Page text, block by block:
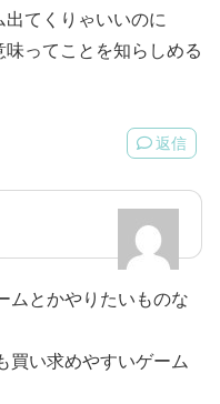
出てくりゃいいのに
ってことを知らしめる
返信
ムとかやりたいものな
買い求めやすいゲーム